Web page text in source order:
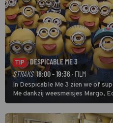
TIP
DESPICABLE ME 3
STRAKS 18:00 - 19:36· FILM
In Despicable Me 3 zien we of
Me dankzij weesmeisjes Margo,
het rechte pad maakte, ook op